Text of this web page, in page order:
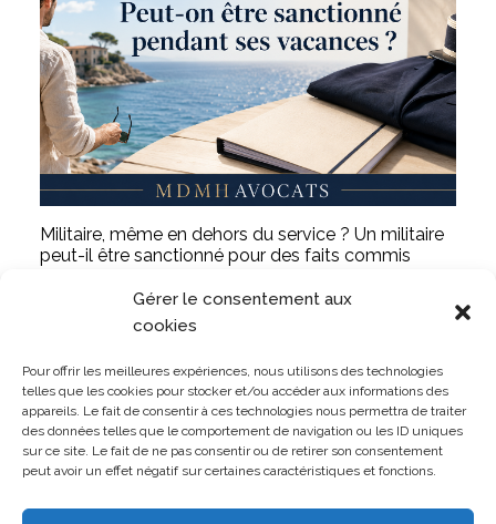
Gérer le consentement aux
cookies
Pour offrir les meilleures expériences, nous utilisons des technologies
telles que les cookies pour stocker et/ou accéder aux informations des
appareils. Le fait de consentir à ces technologies nous permettra de traiter
des données telles que le comportement de navigation ou les ID uniques
sur ce site. Le fait de ne pas consentir ou de retirer son consentement
peut avoir un effet négatif sur certaines caractéristiques et fonctions.
Militaire, même en dehors du service ? Un militaire
peut-il être sanctionné pour des faits commis
TOUTES LES PUBLICATIONS